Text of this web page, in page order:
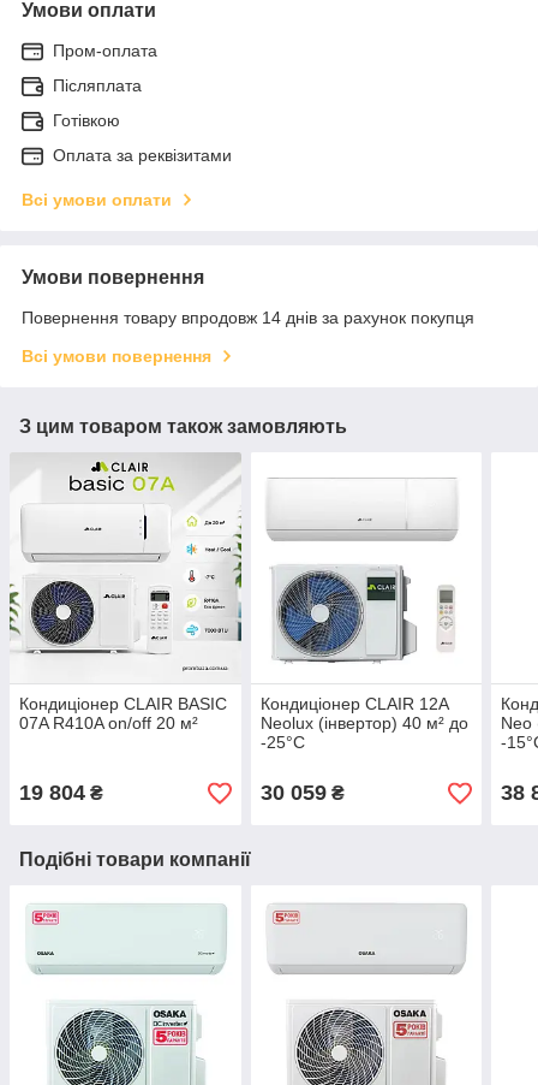
Умови оплати
Пром-оплата
Післяплата
Готівкою
Оплата за реквізитами
Всі умови оплати
Умови повернення
Повернення товару впродовж 14 днів за рахунок покупця
Всі умови повернення
З цим товаром також замовляють
Кондиціонер CLAIR BASIC
07A R410A on/off 20 м²
19 804 ₴
Кондиціонер CLAIR 12A
Neolux (інвертор) 40 м² до
-25°C
30 059₴
Neo
-
38
Подібні товари компанії